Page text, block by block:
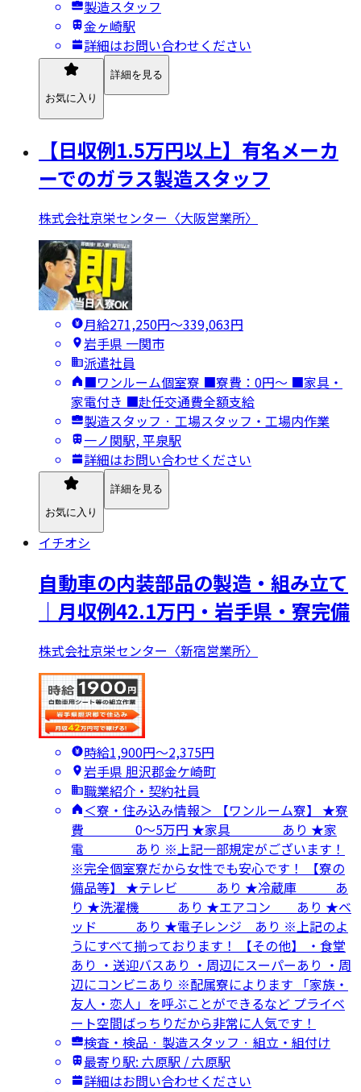
製造スタッフ
金ヶ崎駅
詳細はお問い合わせください
お気に入り
詳細を見る
【日収例1.5万円以上】有名メーカ
ーでのガラス製造スタッフ
株式会社京栄センター〈大阪営業所〉
月給271,250円〜339,063円
岩手県 一関市
派遣社員
■ワンルーム個室寮 ■寮費：0円～ ■家具・
家電付き ■赴任交通費全額支給
製造スタッフ · 工場スタッフ・工場内作業
一ノ関駅, 平泉駅
詳細はお問い合わせください
お気に入り
詳細を見る
イチオシ
自動車の内装部品の製造・組み立て
｜月収例42.1万円・岩手県・寮完備
株式会社京栄センター〈新宿営業所〉
時給1,900円〜2,375円
岩手県 胆沢郡金ケ崎町
職業紹介・契約社員
＜寮・住み込み情報＞ 【ワンルーム寮】 ★寮
費 0～5万円 ★家具 あり ★家
電 あり ※上記一部規定がございます！
※完全個室寮だから女性でも安心です！ 【寮の
備品等】 ★テレビ あり ★冷蔵庫 あ
り ★洗濯機 あり ★エアコン あり ★ベ
ッド あり ★電子レンジ あり ※上記のよ
うにすべて揃っております！ 【その他】 ・食堂
あり ・送迎バスあり ・周辺にスーパーあり ・周
辺にコンビニあり ※配属寮によります 「家族・
友人・恋人」を呼ぶことができるなど プライベ
ート空間ばっちりだから非常に人気です！
検査・検品 · 製造スタッフ · 組立・組付け
最寄り駅: 六原駅 / 六原駅
詳細はお問い合わせください